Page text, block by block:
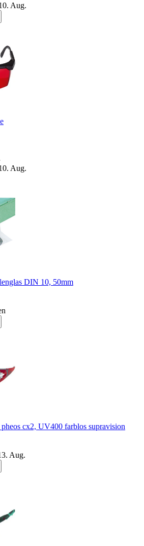
Aug.
Aug.
DIN 10, 50mm
cx2, UV400 farblos supravision
Aug.